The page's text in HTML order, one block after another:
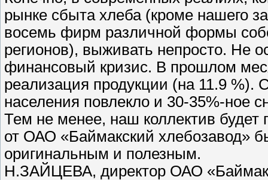
рынке сбыта хлеба (кроме нашего
восемь фирм различной формы
регионов), выживать непросто. Не
финансовый кризис. В прошлом
реализация продукции (на 11.9 %).
населения повлекло и 30-35%-ное
Тем не менее, наш коллектив
от ОАО «Баймакский хлебозавод»
оригинальным и полезным.
Н.ЗАЙЦЕВА, директор ОАО